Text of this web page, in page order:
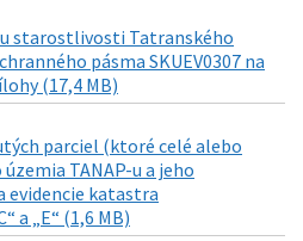
starostlivosti Tatranského
pásma SKUEV0307 na
(17,4 MB)
parciel (ktoré celé alebo
TANAP-u a jeho
evidencie katastra
a „E“ (1,6 MB)